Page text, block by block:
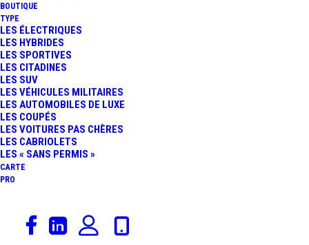
BOUTIQUE
TYPE
LES ÉLECTRIQUES
LES HYBRIDES
LES SPORTIVES
LES CITADINES
LES SUV
LES VÉHICULES MILITAIRES
LES AUTOMOBILES DE LUXE
LES COUPÉS
LES VOITURES PAS CHÈRES
LES CABRIOLETS
LES « SANS PERMIS »
CARTE
PRO
CADILLAC CTS-V :
L’EXTRAVAGANTE
BERLINE DE 649
CHEVAUX À L’ESSAI !